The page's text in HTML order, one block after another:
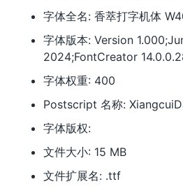
字体全名: 香萃打字机体
字体版本: Version
2024;FontCreator
字体权重: 400
Postscript 名称:
字体版权:
文件大小: 15 MB
文件扩展名: .ttf